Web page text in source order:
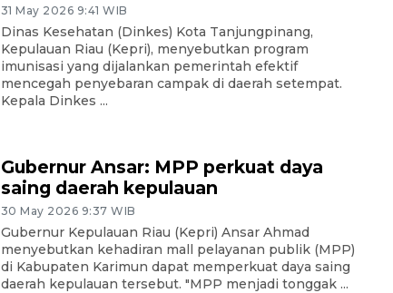
31 May 2026 9:41 WIB
Dinas Kesehatan (Dinkes) Kota Tanjungpinang,
Kepulauan Riau (Kepri), menyebutkan program
imunisasi yang dijalankan pemerintah efektif
mencegah penyebaran campak di daerah setempat.
Kepala Dinkes ...
Gubernur Ansar: MPP perkuat daya
saing daerah kepulauan
30 May 2026 9:37 WIB
Gubernur Kepulauan Riau (Kepri) Ansar Ahmad
menyebutkan kehadiran mall pelayanan publik (MPP)
di Kabupaten Karimun dapat memperkuat daya saing
daerah kepulauan tersebut. "MPP menjadi tonggak ...